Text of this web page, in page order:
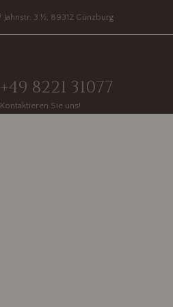
Jahnstr. 3 ½, 89312 Günzburg
+49 8221 31077
Kontaktieren Sie uns!